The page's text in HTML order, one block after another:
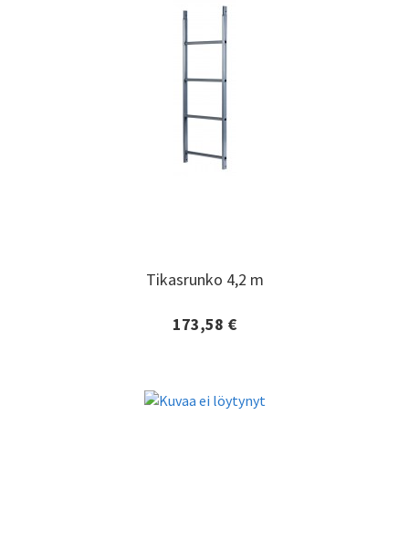
Tikasrunko 4,2 m
173,58 €
Tikasrunko 4,2 m
Lisätiedot ja tilaaminen